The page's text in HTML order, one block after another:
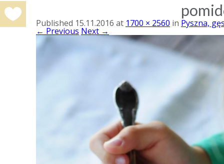
Published 15.11.2016 at 1700 × 2560 in Pyszna,
← Previous Next →